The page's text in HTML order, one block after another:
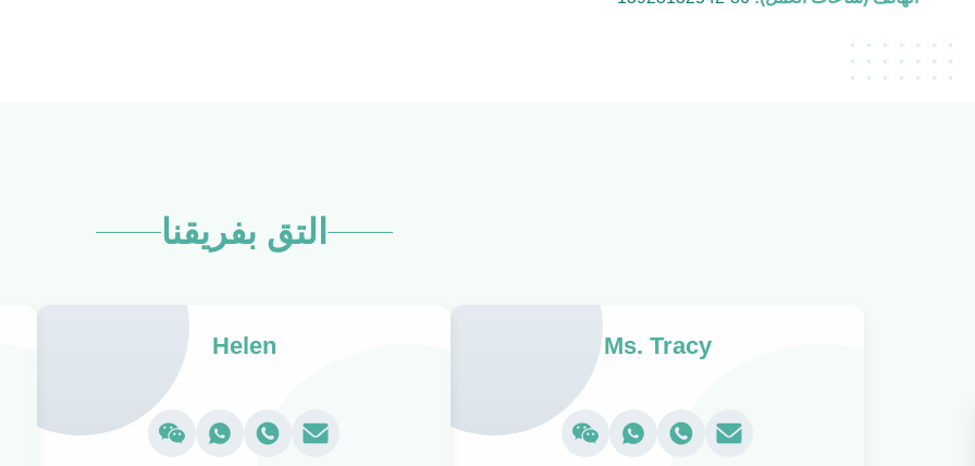
التق بفريقنا
Ms. Tracy
Helen